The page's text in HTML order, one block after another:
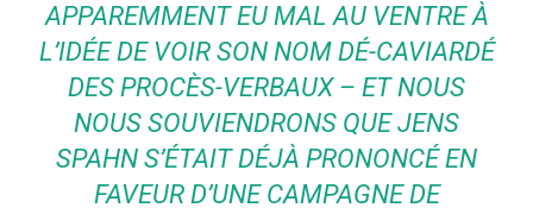
APPAREMMENT EU MAL AU VENTRE À
L’IDÉE DE VOIR SON NOM DÉ-CAVIARDÉ
DES PROCÈS-VERBAUX – ET NOUS
NOUS SOUVIENDRONS QUE JENS
SPAHN S’ÉTAIT DÉJÀ PRONONCÉ EN
FAVEUR D’UNE CAMPAGNE DE